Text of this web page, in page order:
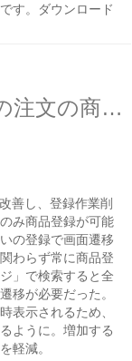
す。ダウンロード
SOY Shopの管理画面からの注文の商品登録の操作の見直しで登録作業の削減
善し、登録作業削
み商品登録が可能
の登録で画面遷移
わらず常に商品登
」で検索すると全
移が必要だった。
表示されるため、
ように。増加する
軽減。